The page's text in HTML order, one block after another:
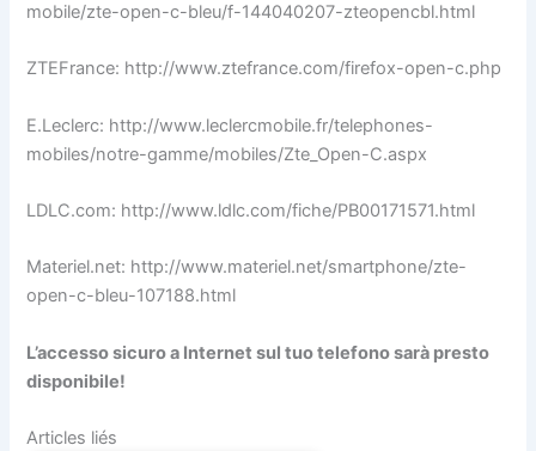
mobile/zte-open-c-bleu/f-144040207-zteopencbl.html
ZTEFrance: http://www.ztefrance.com/firefox-open-c.php
E.Leclerc: http://www.leclercmobile.fr/telephones-
mobiles/notre-gamme/mobiles/Zte_Open-C.aspx
LDLC.com: http://www.ldlc.com/fiche/PB00171571.html
Materiel.net: http://www.materiel.net/smartphone/zte-
open-c-bleu-107188.html
L’accesso sicuro a Internet sul tuo telefono sarà presto
disponibile!
Articles liés